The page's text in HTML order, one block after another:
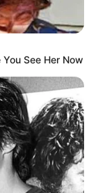
See Her Now